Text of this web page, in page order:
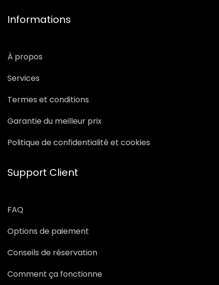
Informations
À propos
Services
Termes et conditions
Garantie du meilleur prix
Politique de confidentialité et cookies
Support Client
FAQ
Options de paiement
Conseils de réservation
Comment ça fonctionne